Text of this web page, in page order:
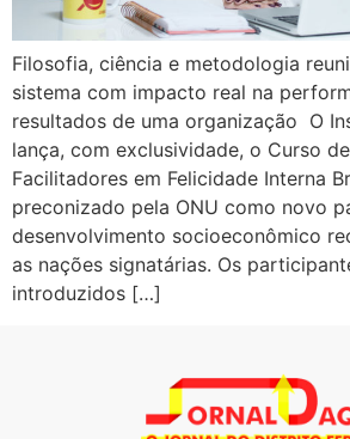
Filosofia, ciência e metodologia
sistema com impacto real na
resultados de uma organização O
lança, com exclusividade, o Curso
Facilitadores em Felicidade Interna
preconizado pela ONU como novo
desenvolvimento socioeconômico
as nações signatárias. Os
introduzidos […]